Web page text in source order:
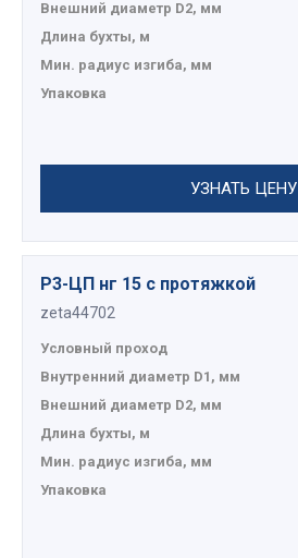
Внешний диаметр D2, мм
Длина бухты, м
Мин. радиус изгиба, мм
Упаковка
УЗНАТЬ ЦЕНУ
Р3-ЦП нг 15 с протяжкой
zeta44702
Условный проход
Внутренний диаметр D1, мм
Внешний диаметр D2, мм
Длина бухты, м
Мин. радиус изгиба, мм
Упаковка